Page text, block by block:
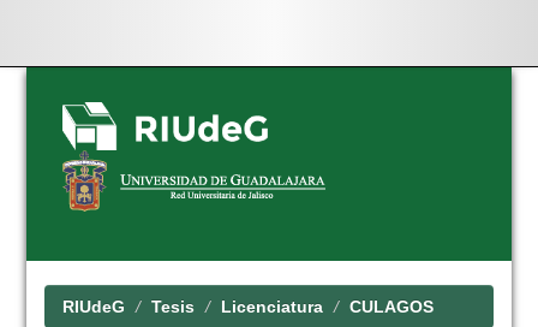
Skip
navigation
RIUdeG Tesis Licenciatura CULAGOS